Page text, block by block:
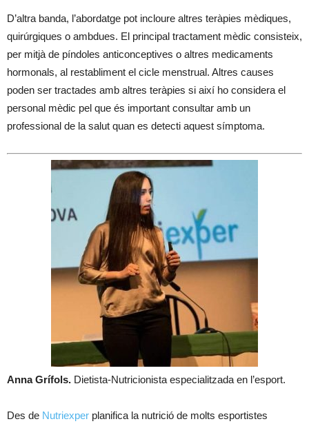
D’altra banda, l’abordatge pot incloure altres teràpies mèdiques,
quirúrgiques o ambdues. El principal tractament mèdic consisteix,
per mitjà de píndoles anticonceptives o altres medicaments
hormonals, al restabliment el cicle menstrual. Altres causes
poden ser tractades amb altres teràpies si així ho considera el
personal mèdic pel que és important consultar amb un
professional de la salut quan es detecti aquest símptoma.
Anna Grífols. Dietista-Nutricionista especialitzada en l’esport.
Des de Nutriexper planifica la nutrició de molts esportistes